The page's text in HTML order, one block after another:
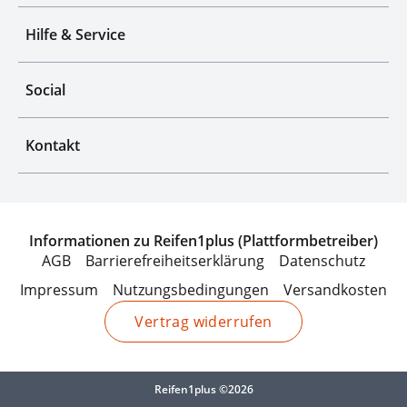
Hilfe & Service
Social
Kontakt
Informationen zu Reifen1plus (Plattformbetreiber)
AGB
Barrierefreiheitserklärung
Datenschutz
Impressum
Nutzungsbedingungen
Versandkosten
Vertrag widerrufen
Reifen1plus ©2026